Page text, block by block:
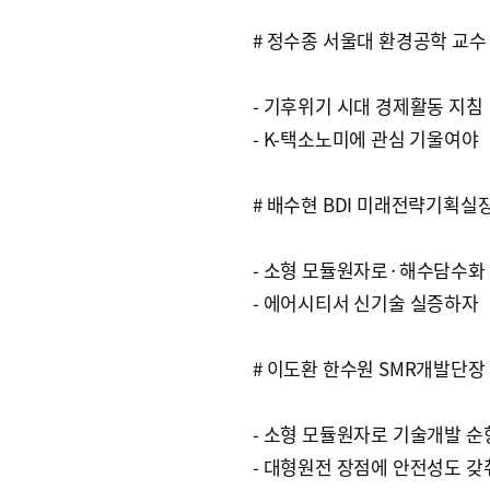
# 정수종 서울대 환경공학 교수
- 기후위기 시대 경제활동 지침
- K-택소노미에 관심 기울여야
# 배수현 BDI 미래전략기획실
- 소형 모듈원자로·해수담수화
- 에어시티서 신기술 실증하자
# 이도환 한수원 SMR개발단장
- 소형 모듈원자로 기술개발 순
- 대형원전 장점에 안전성도 갖